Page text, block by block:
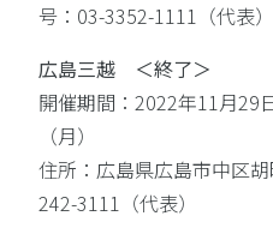
号：03-3352-1111（代表）
広島三越 ＜終了＞
開催期間：2022年11月29
（月）
住所：広島県広島市中区
242-3111（代表）